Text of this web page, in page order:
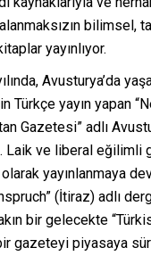
bilimsel,
yayınlıyor.
Avusturya’da
Türkçe yayın yapan
Gazetesi” adlı
Laik ve liberal eğilimli
yayınlanmaya
(İtiraz) adlı
bir gelecekte
gazeteyi piyasaya